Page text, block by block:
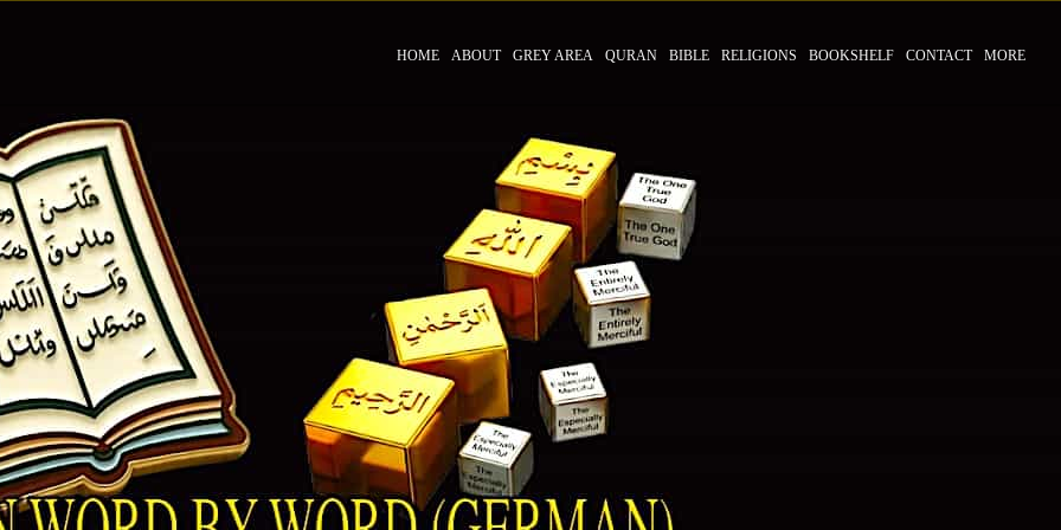
HOME ABOUT GREY AREA QURAN BIBLE RELIGIONS BOOKSHELF CONTACT MORE